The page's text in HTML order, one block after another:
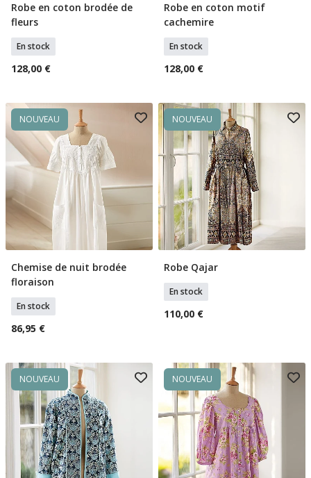
Sélectionner Tailles
Robe en coton brodée de
fleurs
En stock
128,00 €
Sélectionner Tailles
Robe en coton motif
cachemire
En stock
128,00 €
NOUVEAU
Ajouter Au Panier
Chemise de nuit brodée
floraison
En stock
86,95 €
NOUVEAU
Sélectionner Tailles
Robe Qajar
En stock
110,00 €
NOUVEAU NOUVEAU